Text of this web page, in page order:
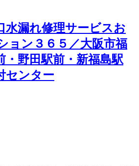
水漏れ修理サービスお
ョン３６５／大阪市福
・野田駅前・新福島駅
センター